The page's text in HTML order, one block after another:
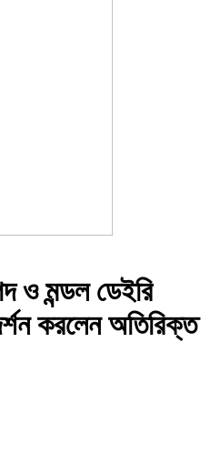
ও মন্ডল ডেইরি
করলেন অতিরিক্ত